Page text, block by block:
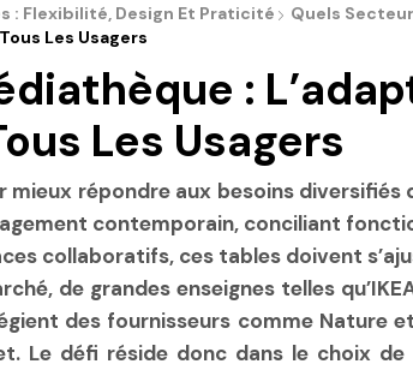
: Flexibilité, Design Et Praticité
Quels
Les Usagers
:
Les Usagers
répondre aux besoins diversifiés
contemporain, conciliant
collaboratifs, ces tables doivent
de grandes enseignes telles
des fournisseurs comme Nature
Le défi réside donc dans le choix de